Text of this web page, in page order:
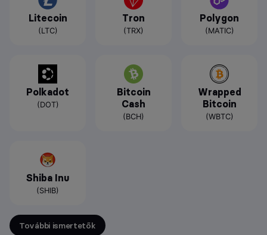
Litecoin
(LTC)
Tron
(TRX)
Polygon
(MATIC)
Polkadot
(DOT)
Bitcoin
Cash
(BCH)
Wrapped
Bitcoin
(WBTC)
Shiba Inu
(SHIB)
További ismertetők